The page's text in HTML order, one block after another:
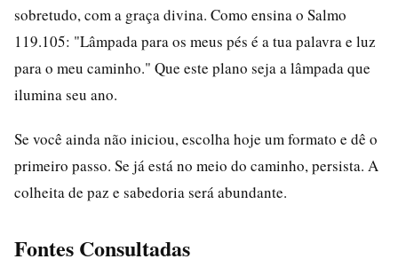
sobretudo, com a graça divina. Como ensina o Salmo
119.105: "Lâmpada para os meus pés é a tua palavra e luz
para o meu caminho." Que este plano seja a lâmpada que
ilumina seu ano.
Se você ainda não iniciou, escolha hoje um formato e dê o
primeiro passo. Se já está no meio do caminho, persista. A
colheita de paz e sabedoria será abundante.
Fontes Consultadas